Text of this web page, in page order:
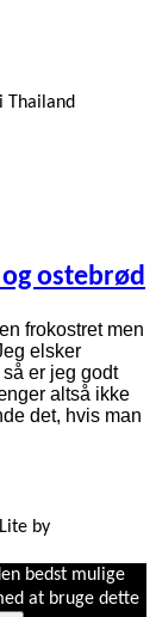
Thailand
ostebrød
frokostret men
elsker
er jeg godt
altså ikke
det, hvis man
by
bedst mulige
at bruge dette